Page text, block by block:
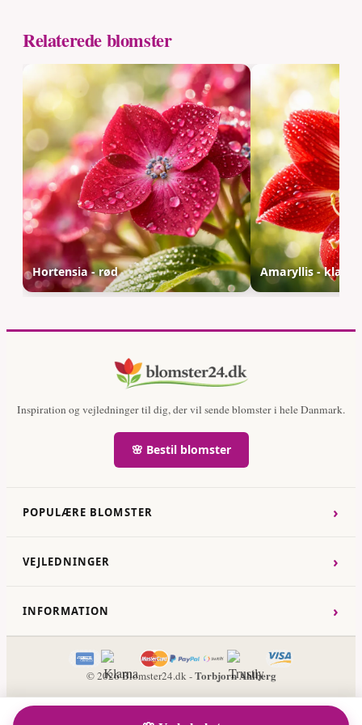
Relaterede blomster
Hortensia - rød Amaryllis -
Inspiration og vejledninger til dig, der vil sende blomster i hele Danmark.
🌸 Bestil blomster
POPULÆRE BLOMSTER ›
VEJLEDNINGER ›
INFORMATION ›
© 2026 Blomster24.dk -Torbjorn Ahlberg